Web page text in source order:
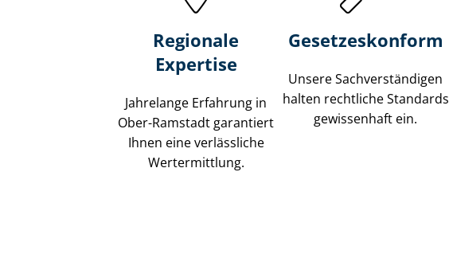
Regionale
Expertise
Jahrelange Erfahrung in
Ober-Ramstadt garantiert
Ihnen eine verlässliche
Wertermittlung.
Gesetzes­konform
Unsere Sach­ver­stän­di­gen
halten rechtliche Standards
gewissenhaft ein.